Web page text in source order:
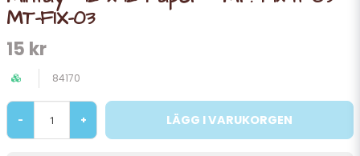
MT-FIX-03
15 kr
84170
- + LÄGG I VARUKORGEN